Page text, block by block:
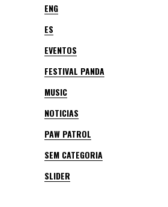
ENG
ES
EVENTOS
FESTIVAL PANDA
MUSIC
NOTICIAS
PAW PATROL
SEM CATEGORIA
SLIDER